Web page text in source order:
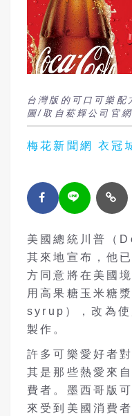
台灣版的可口可樂配
圖/取自菘輝公司官網
梅花新聞網 衣冠
美國總統川普（
其來地宣布，他
方同意將在美國
用高果糖玉米
syrup），改為
製作。
許多可樂愛好者
其是那些熱愛來
費者。墨西哥版
來受到美國消費